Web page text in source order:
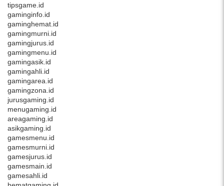
tipsgame.id
gaminginfo.id
gaminghemat.id
gamingmurni.id
gamingjurus.id
gamingmenu.id
gamingasik.id
gamingahli.id
gamingarea.id
gamingzona.id
jurusgaming.id
menugaming.id
areagaming.id
asikgaming.id
gamesmenu.id
gamesmurni.id
gamesjurus.id
gamesmain.id
gamesahli.id